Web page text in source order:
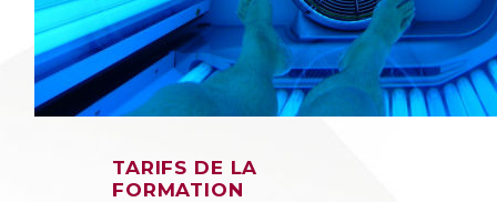
TARIFS DE LA
FORMATION